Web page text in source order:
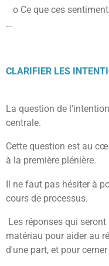
o Ce que ces
…
CLARIFIER LES
La question de
centrale.
Cette question est au
à la première plénière.
Il ne faut pas hésiter à
cours de processus.
Les réponses qui
matériau pour aider au
d'une part, et pour